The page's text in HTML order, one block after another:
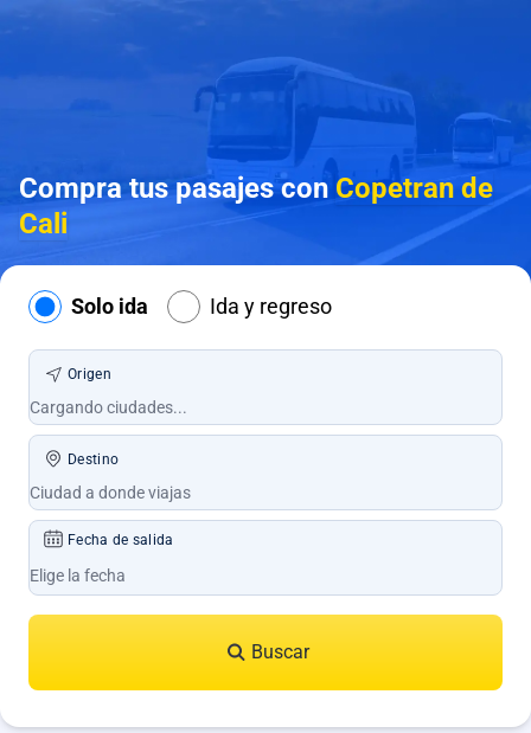
Compra tus pasajes con Copetran de
Cali
Solo ida Ida y regreso
Origen
Destino
Fecha de salida
Buscar